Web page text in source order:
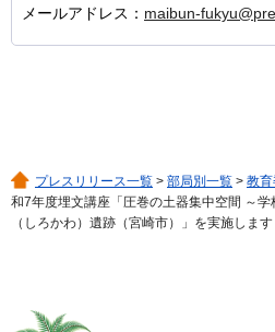
メールアドレス： maibun-
プレスリリース一覧 > 部局別一覧 > 教
和7年度埋文講座「圧巻の土器集中空間 ～学
（しろかわ）遺跡（宮崎市）」を実施します